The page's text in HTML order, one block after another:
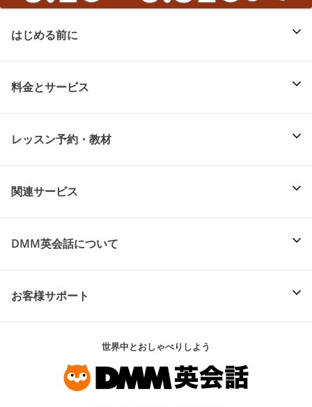
はじめる前に
料金とサービス
レッスン予約・教材
関連サービス
DMM英会話について
お客様サポート
世界中とおしゃべりしよう